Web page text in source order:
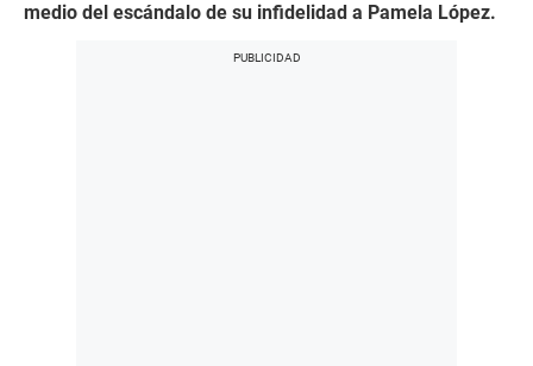
medio del escándalo de su infidelidad a Pamela López.